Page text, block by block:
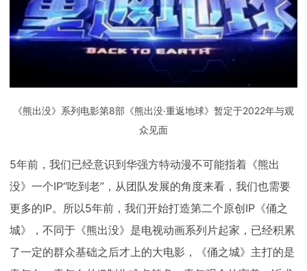
《熊出没》系列电影第8部《熊出没·重返地球》暂定于2022年与观
众见面
5年前，我们已经意识到华强方特动漫不可能指着《熊出
没》一个IP“吃到老”，从团队发展的角度来看，我们也需要
更多的IP。所以5年前，我们开始打造第二个原创IP《俑之
城》，不同于《熊出没》是电视动画系列片起家，已经积累
了一定的群众基础之后才上的大电影，《俑之城》主打的是